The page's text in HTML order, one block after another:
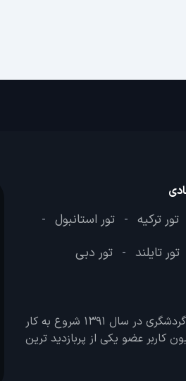
تور ترکیه - تور استانبول -
تور تایلند - تور دبی
وب سایت لحظه آخر با هدف ایجاد بانکی جامع در تمامی زمینه های گردشگری در سال 1391 شروع به کار
کاربر عضو یکی از پربازدید ترین